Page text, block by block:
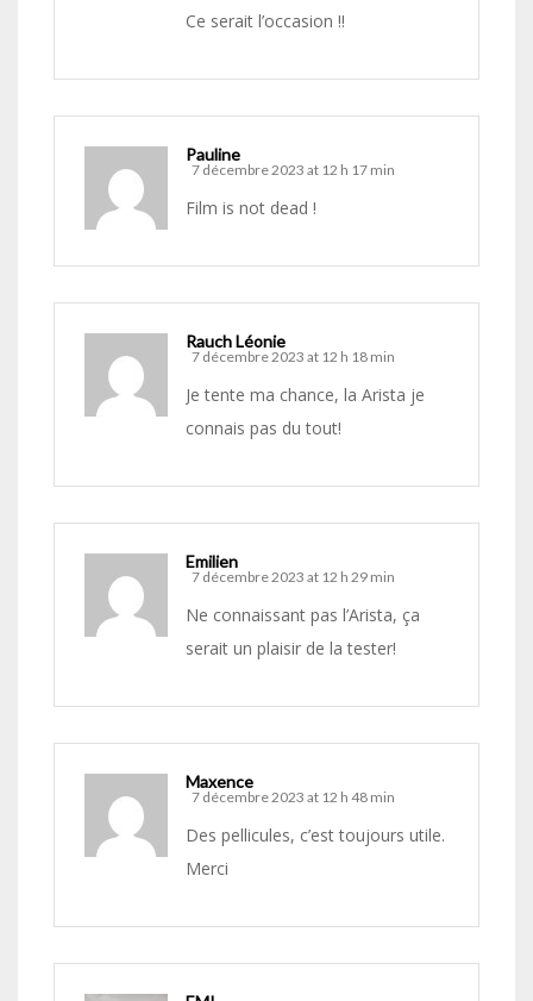
Ce serait l’occasion !!
Pauline
7 décembre 2023 at 12 h 17 min
Film is not dead !
Rauch Léonie
7 décembre 2023 at 12 h 18 min
Je tente ma chance, la Arista je
connais pas du tout!
Emilien
7 décembre 2023 at 12 h 29 min
Ne connaissant pas l’Arista, ça
serait un plaisir de la tester!
Maxence
7 décembre 2023 at 12 h 48 min
Des pellicules, c’est toujours utile.
Merci